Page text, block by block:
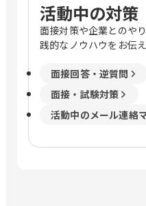
活動中の対策
面接対策や企業とのや
践的なノウハウをお伝え
面接回答・逆質問
面接・試験対策
活動中のメール連絡